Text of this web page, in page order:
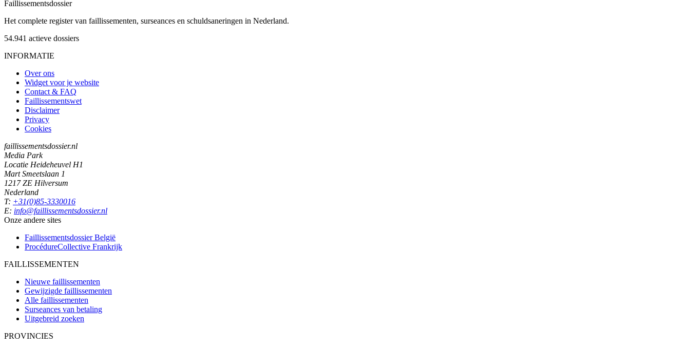
Faillissementsdossier
Het complete register van faillissementen, surseances en schuldsaneringen in Nederland.
54.941 actieve dossiers
INFORMATIE
Over ons
Widget voor je website
Contact & FAQ
Faillissementswet
Disclaimer
Privacy
Cookies
faillissementsdossier.nl
Media Park
Locatie Heideheuvel H1
Mart Smeetslaan 1
1217 ZE Hilversum
Nederland
T: +31(0)85-3330016
E: info@faillissementsdossier.nl
Onze andere sites
Faillissementsdossier België
ProcédureCollective Frankrijk
FAILLISSEMENTEN
Nieuwe faillissementen
Gewijzigde faillissementen
Alle faillissementen
Surseances van betaling
Uitgebreid zoeken
PROVINCIES